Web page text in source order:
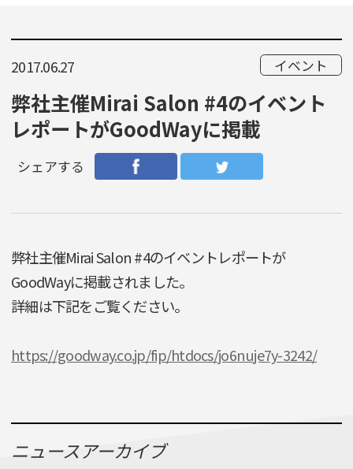
2017.06.27 イベント
弊社主催Mirai Salon #4のイベント
レポートがGoodWayに掲載
シェアする
弊社主催Mirai Salon #4のイベントレポートが
GoodWayに掲載されました。
詳細は下記をご覧ください。
https://goodway.co.jp/fip/htdocs/jo6nuje7y-3242/
ニュースアーカイブ